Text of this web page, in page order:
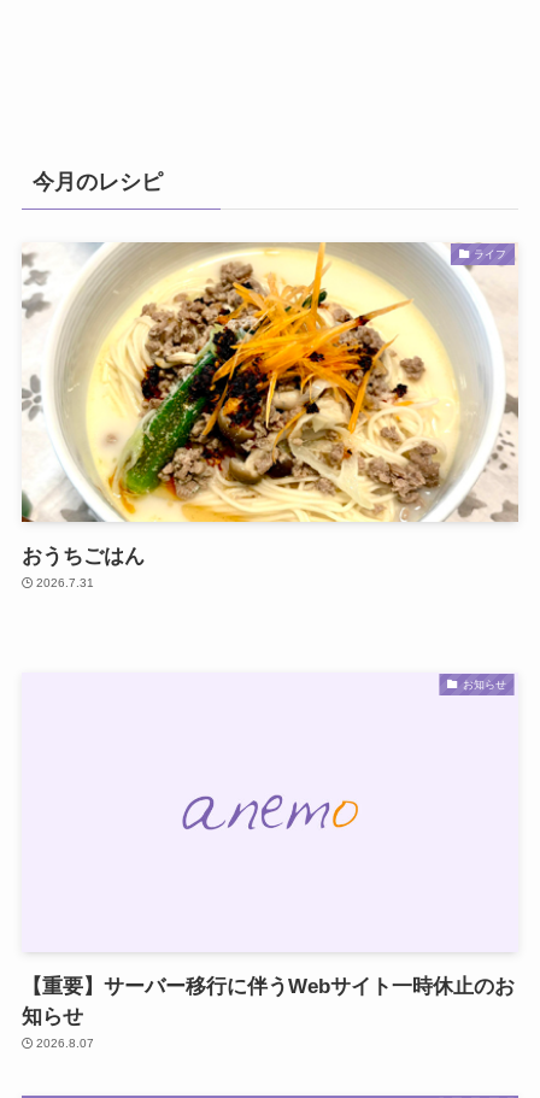
今月のレシピ
ライフ
おうちごはん
2026.7.31
お知らせ
【重要】サーバー移行に伴うWebサイト一時休止のお
知らせ
2026.8.07